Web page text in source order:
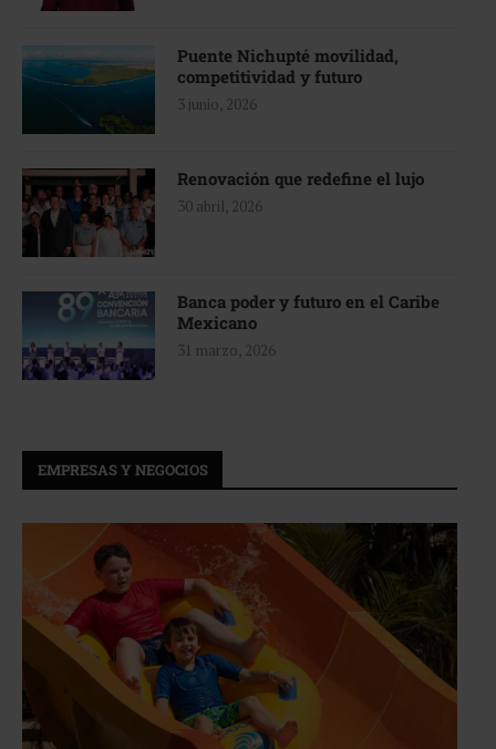
Puente Nichupté movilidad,
competitividad y futuro
3 junio, 2026
Renovación que redefine el lujo
30 abril, 2026
Banca poder y futuro en el Caribe
Mexicano
31 marzo, 2026
EMPRESAS Y NEGOCIOS